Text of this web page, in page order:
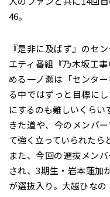
46。
『是非に及ばず』のセ
エティ番組『乃木坂工
める一ノ瀬は「センタ
る中ではずっと目標に
にするのも難しいくらい
きた道や、今のメンバ
て強く立っていられたら
また、今回の選抜メン
され、3期生・岩本蓮加
が選抜入り。大越ひな